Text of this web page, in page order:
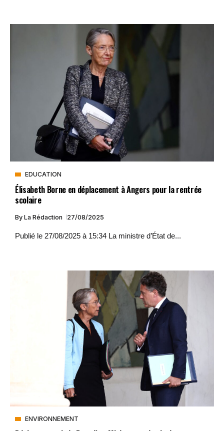
EDUCATION
Élisabeth Borne en déplacement à Angers pour la rentrée
scolaire
By La Rédaction 27/08/2025
Publié le 27/08/2025 à 15:34 La ministre d’État de...
ENVIRONNEMENT